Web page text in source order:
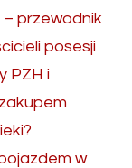
przewodnik
posesji
PZH i
w